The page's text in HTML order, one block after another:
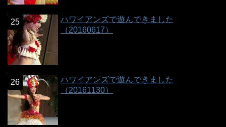
ハワイアンズで遊んできました
（20160617）
ハワイアンズで遊んできました
（20161130）